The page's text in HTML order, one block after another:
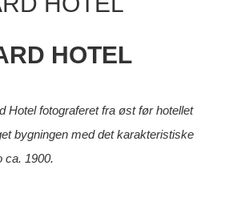
HOTEL
Hotel fotograferet fra øst før hotellet
bygningen med det karakteristiske
ca. 1900.